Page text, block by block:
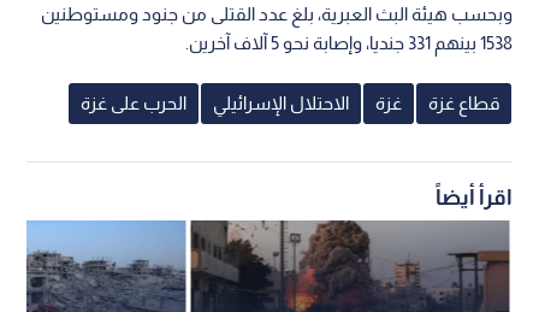
وبحسب هيئة البث العبرية، بلغ عدد القتلى من جنود ومستوطنين
1538 بينهم 331 جنديا، وإصابة نحو 5 آلاف آخرين.
قطاع غزة غزة الاحتلال الإسرائيلي الحرب على غزة
اقرأ أيضاً